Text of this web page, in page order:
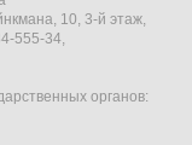
10, 3-й этаж,
555-34,
органов: